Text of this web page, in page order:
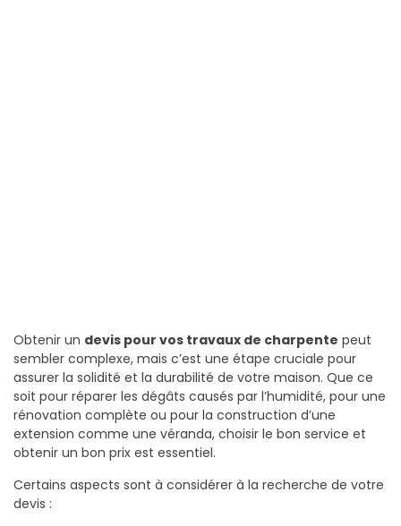
Obtenir un devis pour vos travaux de charpente peut
sembler complexe, mais c’est une étape cruciale pour
assurer la solidité et la durabilité de votre maison. Que ce
soit pour réparer les dégâts causés par l’humidité, pour une
rénovation complète ou pour la construction d’une
extension comme une véranda, choisir le bon service et
obtenir un bon prix est essentiel.
Certains aspects sont à considérer à la recherche de votre
devis :